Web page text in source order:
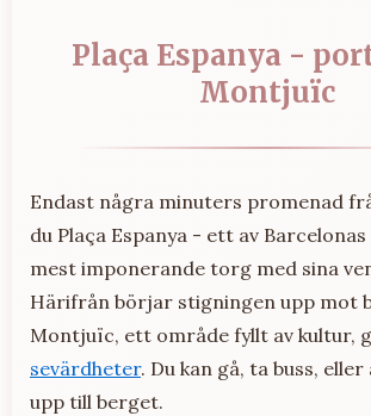
Plaça Espanya -
Montjuïc
Endast några minuters promenad
du Plaça Espanya - ett av
mest imponerande torg med sina
Härifrån börjar stigningen upp mot
Montjuïc, ett område fyllt av kultur,
sevärdheter. Du kan gå, ta buss, eller
upp till berget.